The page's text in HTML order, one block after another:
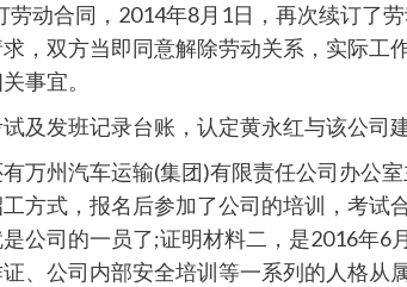
劳动合同，2014年8月1日，再次续订了
，双方当即同意解除劳动关系，实际
事宜。
及发班记录台账，认定黄永红与该公
万州汽车运输(集团)有限责任公司办公
方式，报名后参加了公司的培训，考
公司的一员了;证明材料二，是2016年
、公司内部安全培训等一系列的人格从